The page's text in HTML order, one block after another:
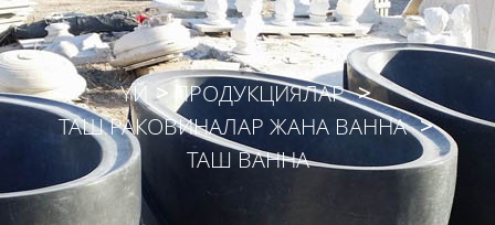
ҮЙ
ПРОДУКЦИЯЛАР
ТАШ РАКОВИНАЛАР ЖАНА ВАННА
ТАШ ВАННА